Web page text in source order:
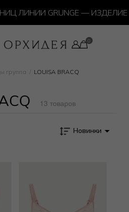
ЛИНИИ GRUNGE —
группа LOUISA BRACQ
13 товаров
Новинки